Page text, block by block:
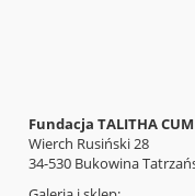
Fundacja TALITHA CUM
Wierch Rusiński 28
34-530 Bukowina